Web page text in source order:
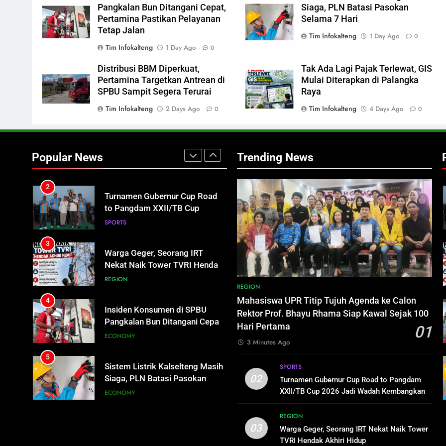
Pangkalan Bun Ditangani Cepat,
Pertamina Pastikan Pelayanan
Tetap Jalan
Tim Infokalteng
1 Day Ago 0
Siaga, PLN Batasi Pasokan
Selama 7 Hari
Tim Infokalteng
1 Day Ago 0
Distribusi BBM Diperkuat,
Pertamina Targetkan Antrean di
SPBU Sampit Segera Terurai
Tim Infokalteng
2 Days Ago 0
Tak Ada Lagi Pajak Terlewat, GIS
Mulai Diterapkan di Palangka
Raya
Tim Infokalteng
4 Days Ago 0
Popular News
Dana Hibah Pilkada Rp40 Miliar
8
Presiden Prabowo Minta Bahlil
Segera Tuntaskan Pemadaman
Listrik di Kalsel-Teng
NUSANTARA
1
Mahasiswa UPR Titip Tujuh
Agenda ke Calon Rektor Prof.
Bhayu Rhama Siap Kawal Sejak
REGION
2
to Pangdam XXII/TB Cup
2026 Jadi Wadah Kembangkan
3
Warga Geger, Seorang IRT
Nekat Naik Tower TVRI Hendak
Akhiri Hidup
REGION
4
Insiden Konsumen di SPBU
Pangkalan Bun Ditangani Cepat,
Pertamina Pastikan Pelayanan
ECONOMY
5
Sistem Listrik Kalselteng Masih
Siaga, PLN Batasi Pasokan
Selama 7 Hari
ECONOMY
6
Distribusi BBM Diperkuat,
Pertamina Targetkan Antrean di
SPBU Sampit Segera Terurai
ECONOMY
Trending News
REGION
Mahasiswa UPR Titip Tujuh Agenda ke Calon
Rektor Prof. Bhayu Rhama Siap Kawal Sejak 100
Hari Pertama
01
3 Minutes Ago
02
SPORTS
Turnamen Gubernur Cup Road to Pangdam
XXII/TB Cup 2026 Jadi Wadah Kembangkan
Talenta Muda
03
REGION
Warga Geger, Seorang IRT Nekat Naik Tower
TVRI Hendak Akhiri Hidup